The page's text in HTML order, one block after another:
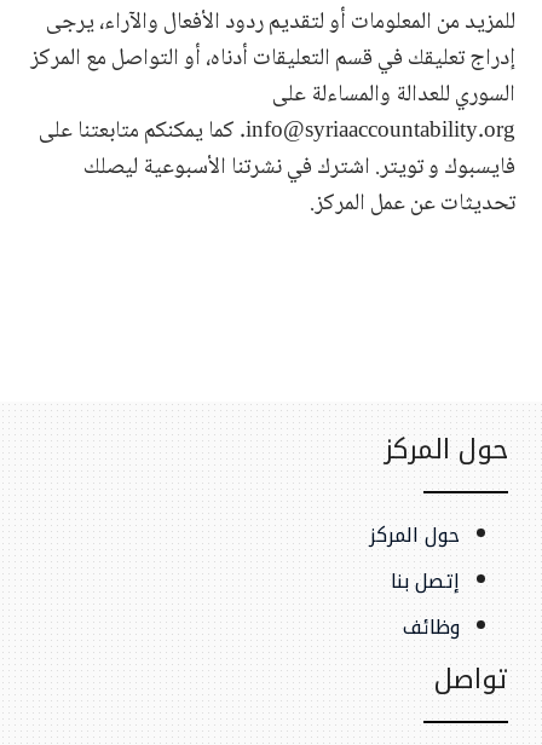
للمزيد من المعلومات أو لتقديم ردود الأفعال والآراء، يرجى
إدراج تعليقك في قسم التعليقات أدناه، أو التواصل مع المركز
السوري للعدالة والمساءلة على
info@syriaaccountability.org. كما يمكنكم متابعتنا على
فايسبوك و تويتر. اشترك في نشرتنا الأسبوعية ليصلك
تحديثات عن عمل المركز.
حول المركز
حول المركز
إتصل بنا
وظائف
تواصل